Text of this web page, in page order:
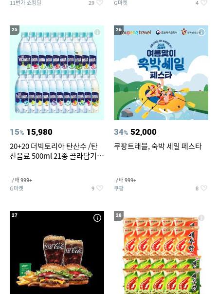
11번가 쇼킹딜 29 G마켓 4
25
15% 15,980
20+20 더빅토리아 탄산수 /탄
산음료 500ml 21종 골라담기
구매 999+
G마켓 9
26
34% 52,000
쿠팡트래블, 숙박 세일 페스타
구매 999+
쿠팡 8
27 28